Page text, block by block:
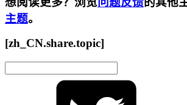
主题。
[zh_CN.share.topic]